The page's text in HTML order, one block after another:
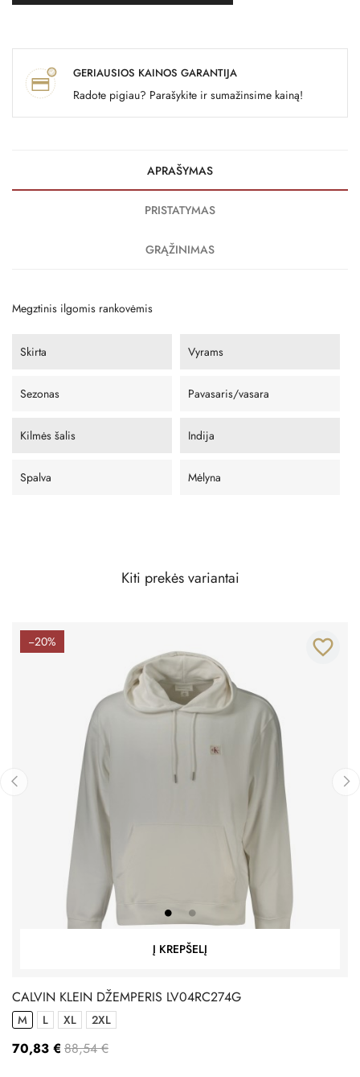
GERIAUSIOS KAINOS GARANTIJA
Radote pigiau? Parašykite ir sumažinsime kainą!
APRAŠYMAS
PRISTATYMAS
GRĄŽINIMAS
Megztinis ilgomis rankovėmis
Skirta Vyrams
Sezonas Pavasaris/vasara
Kilmės šalis Indija
Spalva Mėlyna
Kiti prekės variantai
−20%
Į KREPŠELĮ
favorite_border
CALVIN KLEIN DŽEMPERIS LV04RC274G
M L XL 2XL
70,83 € 88,54 €